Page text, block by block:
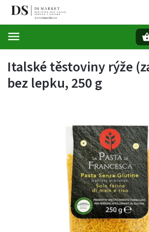
Italské těstoviny rýže
bez lepku, 250 g